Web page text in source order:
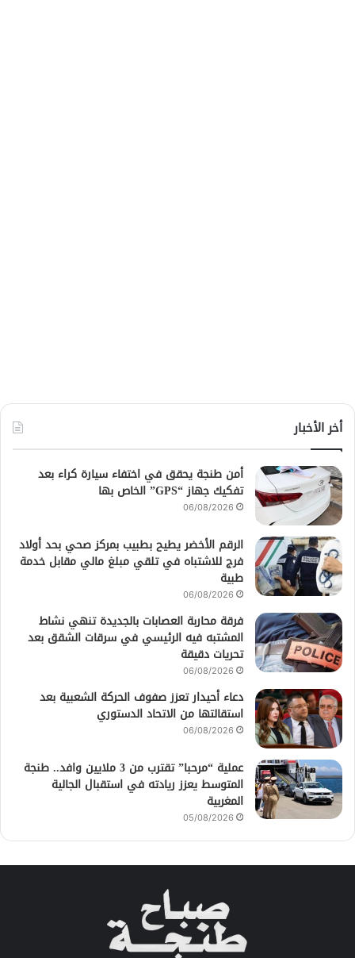
أخر الأخبار
أمن طنجة يحقق في اختفاء سيارة كراء بعد
تفكيك جهاز “GPS” الخاص بها
06/08/2026
الرقم الأخضر يطيح بطبيب بمركز صحي بحد أولاد
فرج للاشتباه في تلقي مبلغ مالي مقابل خدمة
طبية
06/08/2026
فرقة محاربة العصابات بالجديدة تنهي نشاط
المشتبه فيه الرئيسي في سرقات الشقق بعد
تحريات دقيقة
06/08/2026
دعاء أحيدار تعزز صفوف الحركة الشعبية بعد
استقالتها من الاتحاد الدستوري
06/08/2026
عملية “مرحبا” تقترب من 3 ملايين وافد.. طنجة
المتوسط يعزز ريادته في استقبال الجالية
المغربية
05/08/2026